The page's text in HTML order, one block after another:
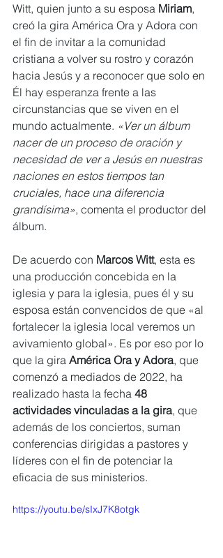
Witt, quien junto a su esposa Miriam,
creó la gira América Ora y Adora con
el fin de invitar a la comunidad
cristiana a volver su rostro y corazón
hacia Jesús y a reconocer que solo en
Él hay esperanza frente a las
circunstancias que se viven en el
mundo actualmente. «Ver un álbum
nacer de un proceso de oración y
necesidad de ver a Jesús en nuestras
naciones en estos tiempos tan
cruciales, hace una diferencia
grandísima», comenta el productor del
álbum.
De acuerdo con Marcos Witt, esta es
una producción concebida en la
iglesia y para la iglesia, pues él y su
esposa están convencidos de que «al
fortalecer la iglesia local veremos un
avivamiento global». Es por eso por lo
que la gira América Ora y Adora, que
comenzó a mediados de 2022, ha
realizado hasta la fecha 48
actividades vinculadas a la gira, que
además de los conciertos, suman
conferencias dirigidas a pastores y
líderes con el fin de potenciar la
eficacia de sus ministerios.
https://youtu.be/sIxJ7K8otgk